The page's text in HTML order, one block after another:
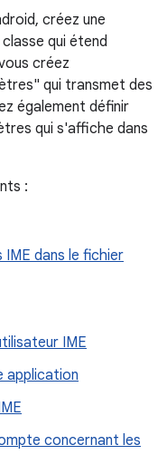
créez une
qui étend
créez
qui transmet des
également définir
qui s'affiche dans
:
dans le fichier
IME
application
concernant les